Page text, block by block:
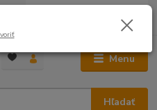
Menu
Hľadať
0,00 €